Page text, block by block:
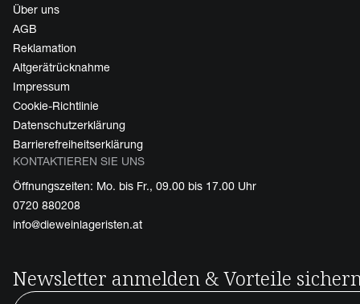
Über uns
AGB
Reklamation
Altgerätrücknahme
Impressum
Cookie-Richtlinie
Datenschutzerklärung
Barrierefreiheitserklärung
KONTAKTIEREN SIE UNS
Öffnungszeiten: Mo. bis Fr., 09.00 bis 17.00 Uhr
0720 880208
info@dieweinlageristen.at
Newsletter anmelden & Vorteile